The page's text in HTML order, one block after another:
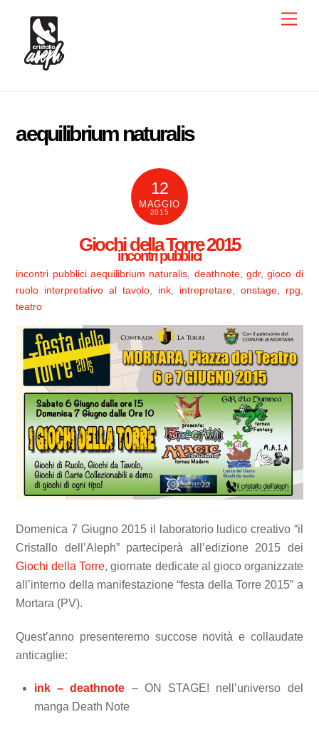
content
aequilibrium naturalis
12
MAGGIO
2015
Giochi della Torre 2015
incontri pubblici
incontri pubblici aequilibrium naturalis deathnote, gdr,gioco di
ruolo interpretativo al tavolo
ink, intrepretare, onstage, rpg
teatro
Domenica 7 Giugno 2015 il laboratorio ludico creativo “il
Cristallo dell’Aleph” parteciperà all’edizione 2015 dei
Giochi della Torre, giornate dedicate al gioco organizzate
all’interno della manifestazione “festa della Torre 2015” a
Mortara (PV).
Quest’anno presenteremo succose novità e collaudate
anticaglie:
ink – deathnote – ON STAGE! nell’universo del
manga Death Note